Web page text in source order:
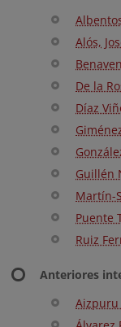
Alós,
De la
Díaz
Guillén
Martín-
Puente
Ruiz
Anteriores